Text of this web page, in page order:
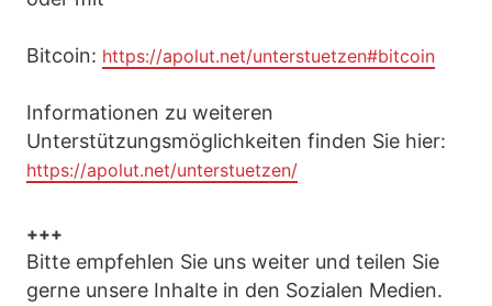
Bitcoin: https://apolut.net/unterstuetzen#bitcoin
Informationen zu weiteren
Unterstützungsmöglichkeiten finden Sie hier:
https://apolut.net/unterstuetzen/
+++
Bitte empfehlen Sie uns weiter und teilen Sie
gerne unsere Inhalte in den Sozialen Medien.